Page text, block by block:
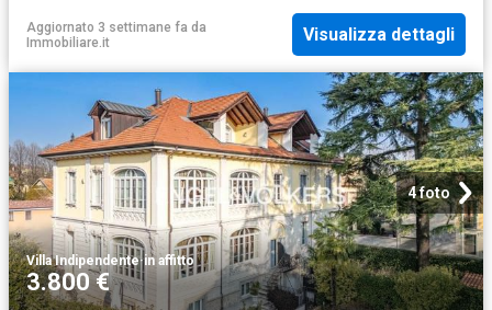
Aggiornato 3 settimane fa da
Immobiliare.it
Visualizza dettagli
4 foto
Villa Indipendente·in affitto
3.800 €